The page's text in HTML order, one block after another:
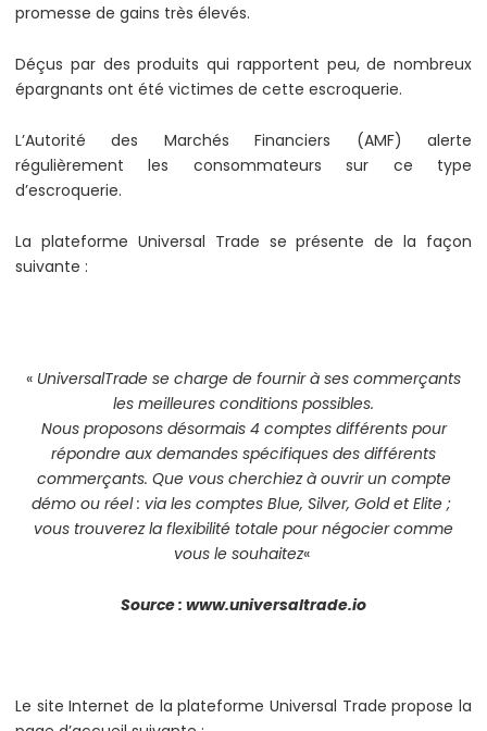
promesse de gains très élevés.
Déçus par des produits qui rapportent peu, de nombreux
épargnants ont été victimes de cette escroquerie.
L’Autorité des Marchés Financiers (AMF) alerte
régulièrement les consommateurs sur ce type
d’escroquerie.
La plateforme Universal Trade se présente de la façon
suivante :
« UniversalTrade se charge de fournir à ses commerçants
les meilleures conditions possibles.
Nous proposons désormais 4 comptes différents pour
répondre aux demandes spécifiques des différents
commerçants. Que vous cherchiez à ouvrir un compte
démo ou réel : via les comptes Blue, Silver, Gold et Elite ;
vous trouverez la flexibilité totale pour négocier comme
vous le souhaitez«
Source : www.universaltrade.io
Le site Internet de la plateforme Universal Trade propose la